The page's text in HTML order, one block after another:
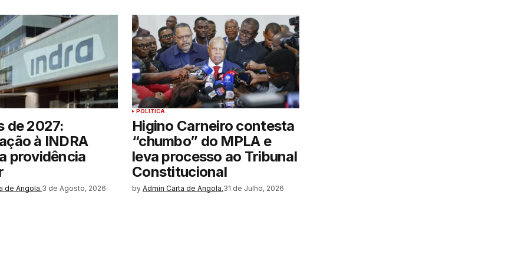
de 2027:
à INDRA
providência
de Angola.3 de Agosto, 2026
POLITICA
Higino Carneiro contesta
“chumbo” do MPLA e
leva processo ao Tribunal
Constitucional
by Admin Carta de Angola.31 de Julho, 2026